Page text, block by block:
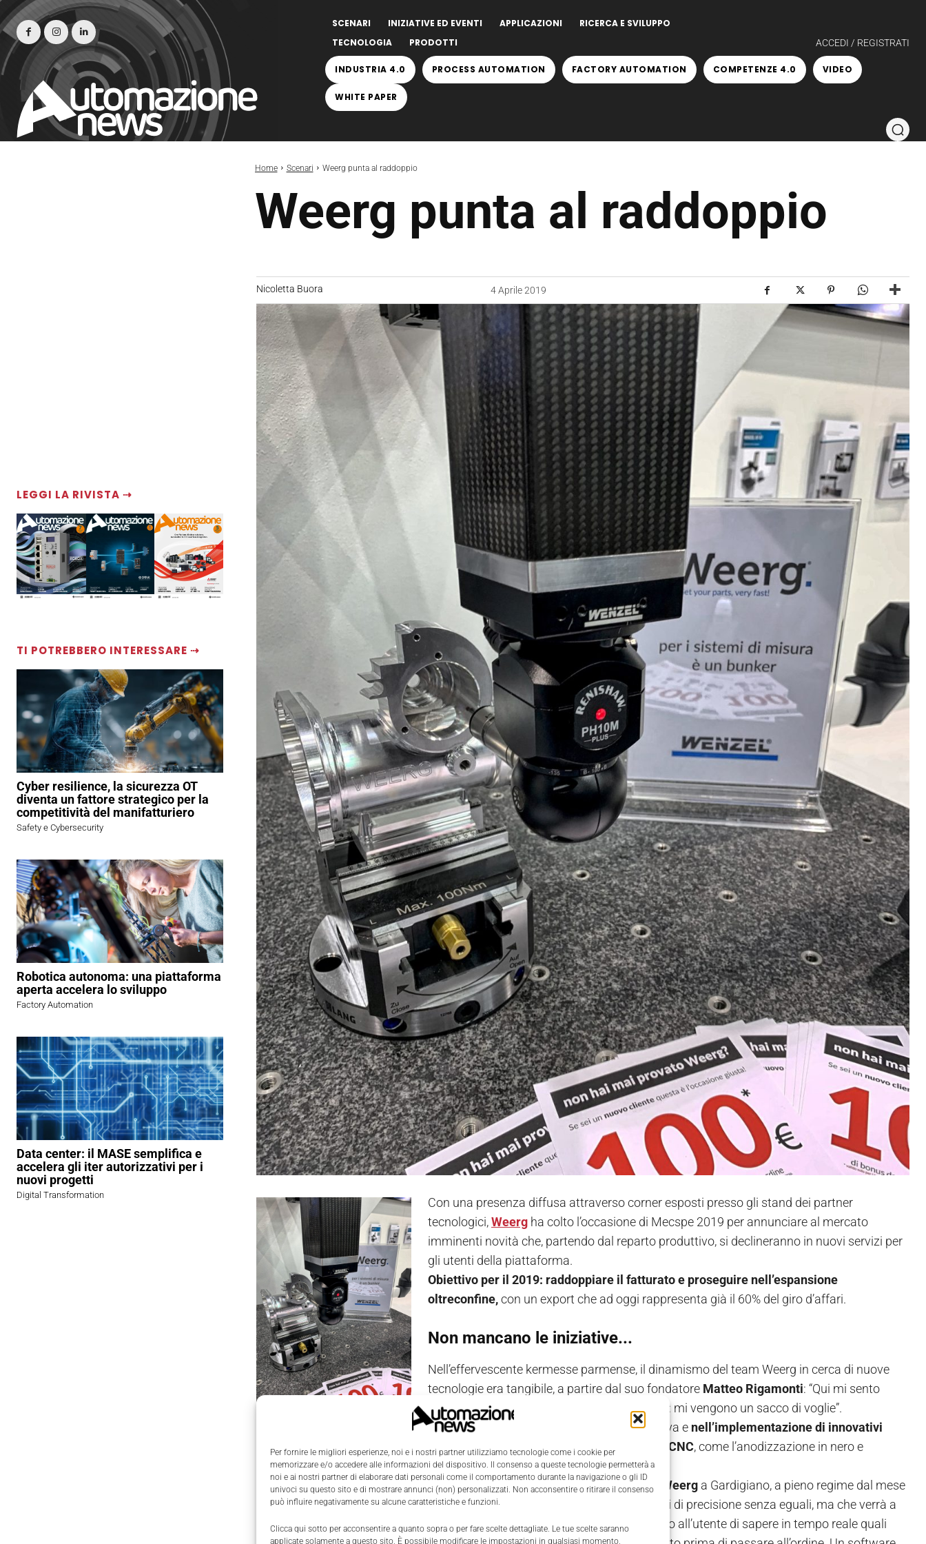
Per fornire le migliori esperienze, noi e i nostri partner utilizziamo tecnologie come i cookie per
memorizzare e/o accedere alle informazioni del dispositivo. Il consenso a queste tecnologie permetterà a
noi e ai nostri partner di elaborare dati personali come il comportamento durante la navigazione o gli ID
univoci su questo sito e di mostrare annunci (non) personalizzati. Non acconsentire o ritirare il consenso
può influire negativamente su alcune caratteristiche e funzioni.
Clicca qui sotto per acconsentire a quanto sopra o per fare scelte dettagliate. Le tue scelte saranno
applicate solamente a questo sito. È possibile modificare le impostazioni in qualsiasi momento,
SCENARI INIZIATIVE ED EVENTI APPLICAZIONI
RICERCA E SVILUPPO
TECNOLOGIA
PRODOTTI ACCEDI / REGISTRATI
INDUSTRIA 4.0 PROCESS AUTOMATION FACTORY AUTOMATION COMPETENZE 4.0 VIDEO
WHITE PAPER
Home Scenari Weerg punta al raddoppio
Weerg punta al raddoppio
LEGGI LA RIVISTA ⇢
TI POTREBBERO INTERESSARE ⇢
Cyber resilience, la sicurezza OT
diventa un fattore strategico per la
competitività del manifatturiero
Safety e Cybersecurity
Robotica autonoma: una piattaforma
aperta accelera lo sviluppo
Factory Automation
Data center: il MASE semplifica e
accelera gli iter autorizzativi per i
nuovi progetti
Digital Transformation
Nicoletta Buora 4 Aprile 2019
Con una presenza diffusa attraverso corner esposti presso gli stand dei partner
tecnologici,Weerg ha colto l’occasione di Mecspe 2019 per annunciare al mercato
imminenti novità che, partendo dal reparto produttivo, si declineranno in nuovi servizi per
gli utenti della piattaforma.
Obiettivo per il 2019: raddoppiare il fatturato e proseguire nell’espansione
oltreconfine,con un export che ad oggi rappresenta già il 60% del giro d’affari.
Non mancano le iniziative...
Nell’effervescente kermesse parmense, il dinamismo del team Weerg in cerca di nuove
tecnologie era tangibile, a partire dal suo fondatore Matteo Rigamonti: “Qui mi sento
come un bambino in un negozio di caramelle: mi vengono un sacco di voglie”.
Espressione che si tradurrà presto nel potenziamento della capacità produttiva e nell’implementazione di innovativi
macchinari destinati a inedite finiture per il 3D e speciali lavorazioni per il CNC, come l’anodizzazione in nero e
argento.
Tanti gli upgrade attualmente in progress presso ilnuovo sito produttivo di Weerg a Gardigiano, a pieno regime dal mese
di marzo. A partire dalpreventivatore online, che già ad oggi garantisce livelli di precisione senza eguali, ma che verrà a
breve ulteriormente implementato connuove features . Queste permetteranno all’utente di sapere in tempo reale quali